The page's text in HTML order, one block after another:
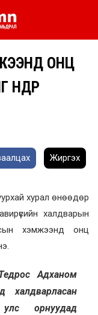
ОНЦ
Жиргэх
хурал өнөөдөр
халдварын
хэмжээнд онц
Адханом
халдварласан
орнуудад